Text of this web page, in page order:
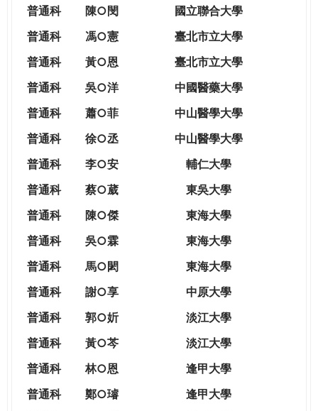
TOMORROW
CITIZENSHIP
普通科
陳○閔
國立聯合大學
普通科
馮○憲
臺北市立大學
普通科
黃○恩
臺北市立大學
普通科 吳○洋
中國醫藥大學
普通科
蕭○菲
中山醫學大學
普通科
徐○丞
中山醫學大學
普通科
李○安
輔仁大學
普通科
蔡○葳
東吳大學
普通科
陳○傑
東海大學
普通科
吳○霖
東海大學
普通科
馬○閎
東海大學
普通科
謝○享
中原大學
普通科
郭○妡
淡江大學
普通科
黃○芩
淡江大學
普通科
林○恩
逢甲大學
普通科
鄭○璿
逢甲大學